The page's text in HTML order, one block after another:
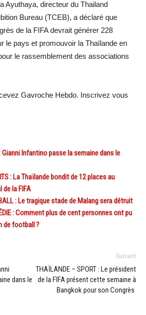
Ayuthaya, directeur du Thailand
Bureau (TCEB), a déclaré que
de la FIFA devrait générer 228
le pays et promouvoir la Thaïlande en
le rassemblement des associations
Gavroche Hebdo. Inscrivez vous
Gianni Infantino passe la semaine dans le
: La Thaïlande bondit de 12 places au
la FIFA
: Le tragique stade de Malang sera détruit
: Comment plus de cent personnes ont pu
de football ?
dans le
Suivant
THAÏLANDE – SPORT : Le président
de la FIFA présent cette semaine à
Bangkok pour son Congrès